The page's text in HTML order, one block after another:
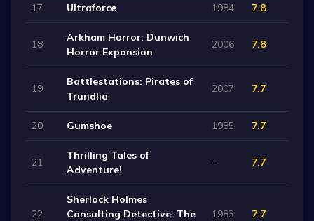
17 Ultraforce 1984 7.8
18
Arkham Horror: Dunwich
Horror Expansion
2006 7.8
19
Battlestations: Pirates of
Trundlia
2007 7.7
20 Gumshoe 1985 7.7
21
Thrilling Tales of
Adventure!
- 7.7
22
Sherlock Holmes
Consulting Detective: The
1983 7.7